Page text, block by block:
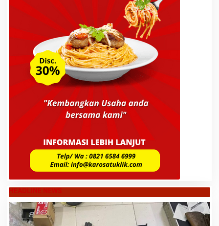
HEADLINE NEWS